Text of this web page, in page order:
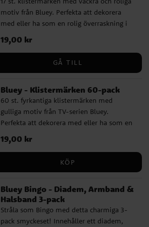
brickor och förvaring ✔️ Lämpligt från 3 år
✔️ Enkla spelregler som passar hela
familjen ✔️ Officiellt licensierad produkt
Officiellt licensierad produkt ✔️
Rekommenderad från 3 år Storlek: ca 14 ×
20,5 cm.
motiv från Bluey. Perfekta att dekorera
med eller ha som en rolig överraskning i
kalaspåsarna. Klistermärkena varierar i
storlek från 1 till 7 cm. Detta är en officiellt
licensierad produkt.
Pris:19,00 kr
19,00 kr
GÅ TILL
Bluey - Klistermärken 60-pack
60 st. fyrkantiga klistermärken med
gulliga motiv från TV-serien Bluey.
Perfekta att dekorera med eller ha som en
rolig överraskning i kalaspåsarna.
Klistermärkena har en storlek på 1,5 cm
Detta är en officiellt licensierad produkt.
Pris:19,00 kr
19,00 kr
KÖP
Bluey Bingo - Diadem, Armband &
Halsband 3-pack
Stråla som Bingo med detta charmiga 3-
pack smyckeset! Innehåller ett diadem,